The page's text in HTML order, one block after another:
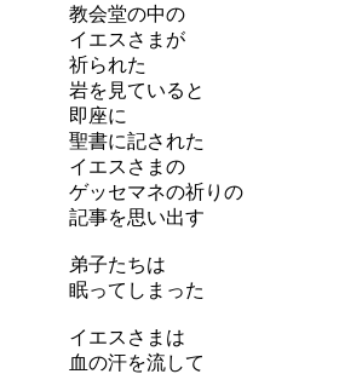
会堂の中の
エスさまが
られた
を見ていると
座に
書に記された
エスさまの
セマネの祈りの
事を思い出す
子たちは
ってしまった
エスさまは
の汗を流して